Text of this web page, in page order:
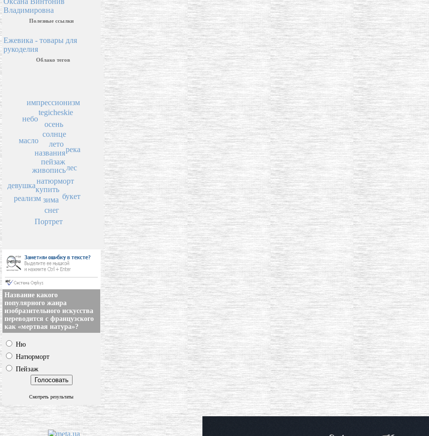
Владимировна
Полезные ссылки
Ежевика - товары для
рукоделия
Облако тегов
пейзаж
названия
живопись
лето
натюрморт
купить
солнце
лес
зима
осень
букет
масло
река
снег
tegicheskie
реализм
небо
импрессионизм
Портрет
девушка
Название какого
популярного жанра
изобразительного искусства
переводится с французского
как «мертвая натура»?
Ню
Натюрморт
Пейзаж
Смотреть результаты